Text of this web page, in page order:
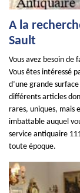
A la
Sault
Vous avez besoin de
Vous êtes intéressé
d’une grande
différents articles
rares, uniques, mais
imbattable auquel
service antiquaire
toute époque.